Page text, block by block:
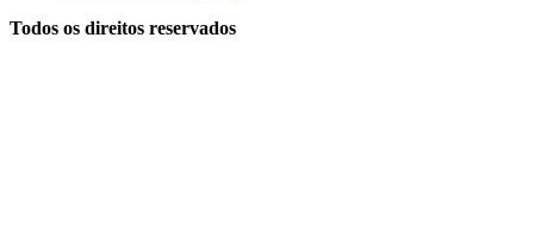
Todos os direitos reservados